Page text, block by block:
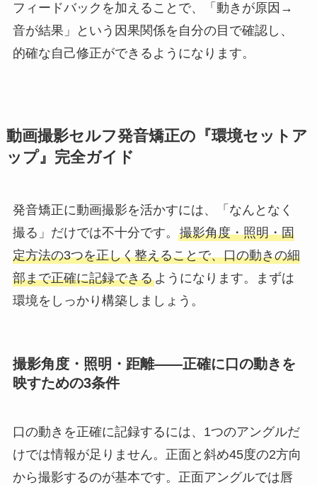
フィードバックを加えることで、「動きが原因→
音が結果」という因果関係を自分の目で確認し、
的確な自己修正ができるようになります。
動画撮影セルフ発音矯正の『環境セットア
ップ』完全ガイド
発音矯正に動画撮影を活かすには、「なんとなく
撮る」だけでは不十分です。 撮影角度・照明・固
定方法の3つを正しく整えることで、口の動きの細
部まで正確に記録できるようになります。まずは
環境をしっかり構築しましょう。
撮影角度・照明・距離——正確に口の動きを
映すための3条件
口の動きを正確に記録するには、1つのアングルだ
けでは情報が足りません。正面と斜め45度の2方向
から撮影するのが基本です。正面アングルでは唇